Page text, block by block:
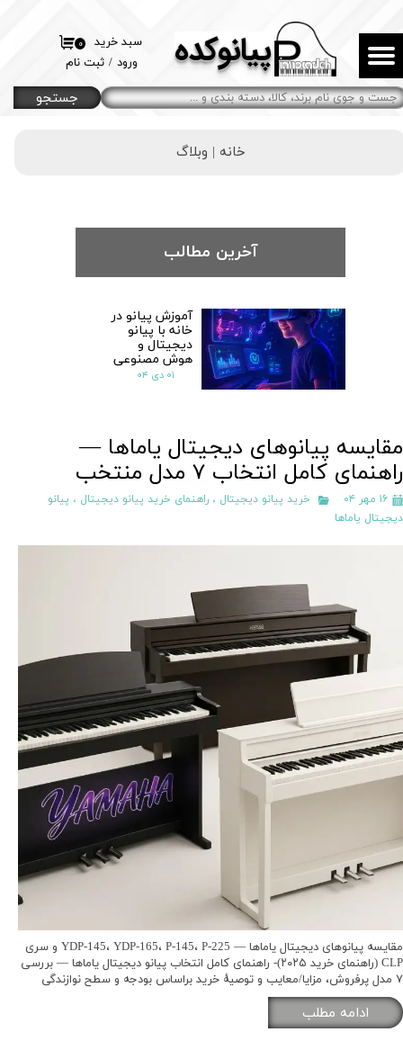
۰
سبد خرید
ورود / ثبت نام
حساب کاربری من
تغییر گذر واژه
پیانوکده
جستجو
خانه | وبلاگ
مقایسه پیانوهای دیجیتال یاماها —
راهنمای کامل انتخاب ۷ مدل منتخب
۱۶ مهر ۰۴ خرید پیانو دیجیتال ، راهنمای خرید پیانو دیجیتال ، پیانو
دیجیتال یاماها
مقایسه پیانوهای دیجیتال یاماها — YDP-145، YDP-165، P-145، P-225 و سری
CLP (راهنمای خرید ۲۰۲۵)- راهنمای کامل انتخاب پیانو دیجیتال یاماها — بررسی
۷ مدل پرفروش، مزایا/معایب و توصیهٔ خرید براساس بودجه و سطح نوازندگی
ادامه مطلب
آخرین مطالب
آموزش پیانو در
خانه با پیانو
دیجیتال و
هوش مصنوعی
۰۱ دی ۰۴